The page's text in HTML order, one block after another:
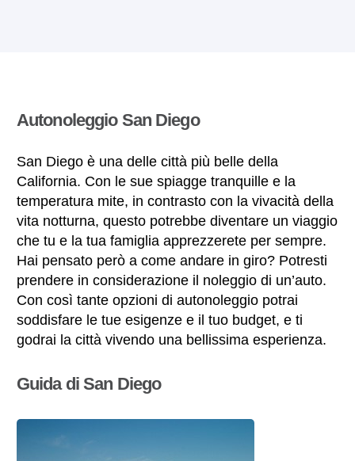
Autonoleggio San Diego
San Diego è una delle città più belle della
California. Con le sue spiagge tranquille e la
temperatura mite, in contrasto con la vivacità della
vita notturna, questo potrebbe diventare un viaggio
che tu e la tua famiglia apprezzerete per sempre.
Hai pensato però a come andare in giro? Potresti
prendere in considerazione il noleggio di un’auto.
Con così tante opzioni di autonoleggio potrai
soddisfare le tue esigenze e il tuo budget, e ti
godrai la città vivendo una bellissima esperienza.
Guida di San Diego